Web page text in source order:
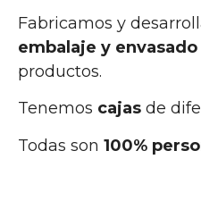
Fabricamos y
embalaje y envasado
productos.
Tenemos cajas de
Todas son 100%